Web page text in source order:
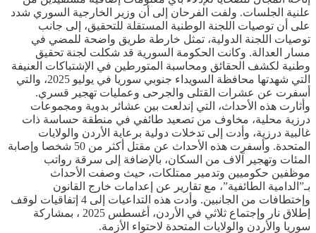
علنية الجلسات. ولفت الفرحان إلى أن وزير الخارجية السوري شدد
على أن توصيات اللجنة الوطنية المستقلة للتحقيق، إلى جانب
توصيات اللجنة الدولية، تمثل خارطة طريق واضحة للمضي في
مسار العدالة. وكانت الحكومة السورية قد شكلت لجنة تحقيق
وطنية لكشف الحقائق ومحاسبة المتورطين في الإشتباكات العنيفة
التي شهدتها محافظة السويداء جنوبي سوريا في يوليو 2025، والتي
أسفرت عن عشرات القتلى والجرحى وعمليات تهجير قسري.
وأثارت هذه الأحداث، التي إندلعت بين عشائر بدوية ومجموعات
درزية محلية، مخاوف من تصعيد طائفي في منطقة حساسة ذات
غالبية درزية، وأدت إلى تدخلات دولية برعاية الأردن والولايات
المتحدة. وأسفرت هذه الأحداث عن مقتل أكثر من 50 شخصا وإصابة
المئات وتهجير آلاف من السكان، بالإضافة إلى سرقة رواتب
موظفين حكوميين وتدمير ممتلكات، حيث وصفت الأحداث
بـ”الدامية الطائفية”، مع تقارير عن إعدامات خارج القانون
وإختطافات من الجانبين. وأدت هذه التداعيات إلى 4 إتفاقيات لوقف
إطلاق نار وإجتماع ثلاثي في الأردن، أغسطس 2025 ، بمشاركة
سوريا والأردن والولايات المتحدة لاحتواء الأزمة.